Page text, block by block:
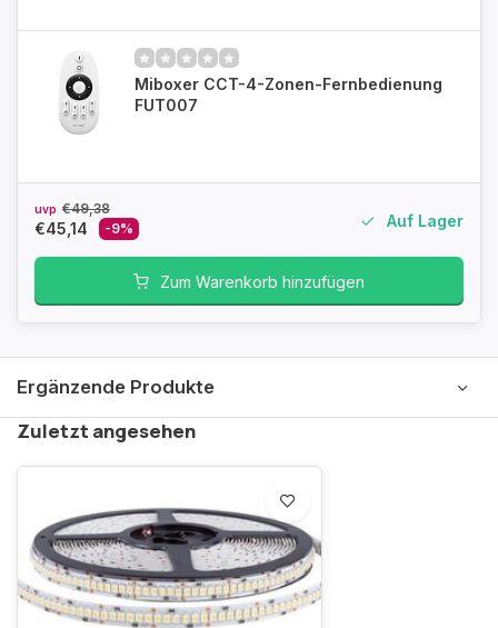
Miboxer CCT-4-Zonen-Fernbedienung
FUT007
uvp €49,38
€45,14 -9% Auf Lager
Zum Warenkorb hinzufügen
Ergänzende Produkte
Zuletzt angesehen